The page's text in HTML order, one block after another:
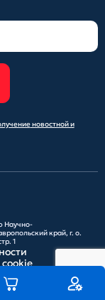
новостной и
Научно-
край, г. о.
1